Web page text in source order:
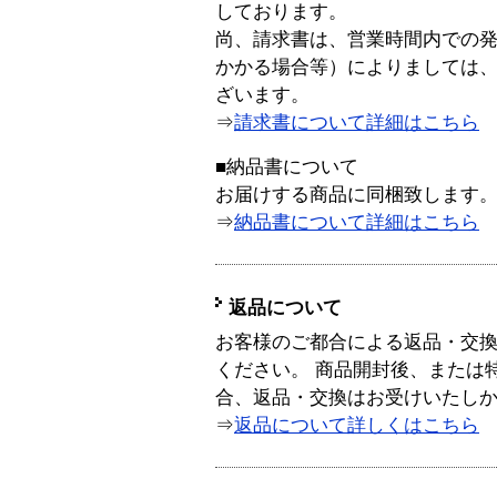
しております。
尚、請求書は、営業時間内での
かかる場合等）によりましては
ざいます。
⇒請求書について詳細はこちら
■納品書について
お届けする商品に同梱致します。
⇒納品書について詳細はこちら
返品について
お客様のご都合による返品・交
ください。 商品開封後、または
合、返品・交換はお受けいたし
⇒返品について詳しくはこちら